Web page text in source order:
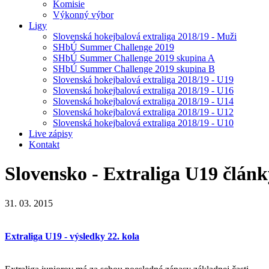
Komisie
Výkonný výbor
Ligy
Slovenská hokejbalová extraliga 2018/19 - Muži
SHbÚ Summer Challenge 2019
SHbÚ Summer Challenge 2019 skupina A
SHbÚ Summer Challenge 2019 skupina B
Slovenská hokejbalová extraliga 2018/19 - U19
Slovenská hokejbalová extraliga 2018/19 - U16
Slovenská hokejbalová extraliga 2018/19 - U14
Slovenská hokejbalová extraliga 2018/19 - U12
Slovenská hokejbalová extraliga 2018/19 - U10
Live zápisy
Kontakt
Slovensko - Extraliga U19
31. 03. 2015
Extraliga U19 - výsledky 22. kola